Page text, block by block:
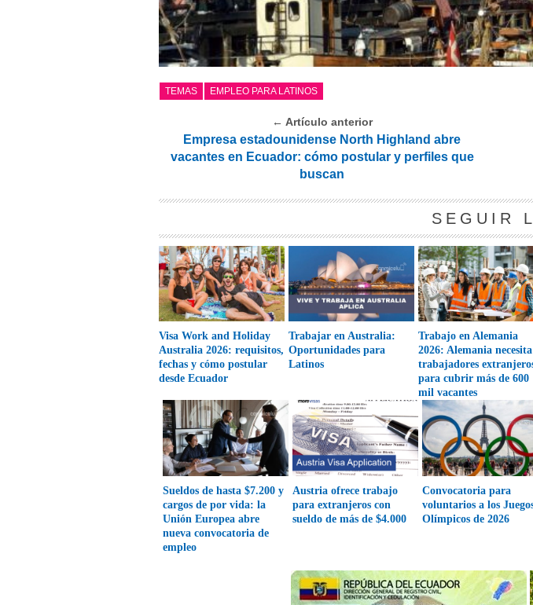
TEMAS EMPLEO PARA LATINOS
← Artículo anterior
Empresa estadounidense North Highland abre
vacantes en Ecuador: cómo postular y perfiles que
buscan
SEGUIR
Visa Work and Holiday
Australia 2026: requisitos,
fechas y cómo postular
desde Ecuador
Trabajar en Australia:
Oportunidades para
Latinos
Trabajo en Alemania
2026: Alemania necesita
trabajadores
para cubrir más de 600
mil vacantes
Sueldos de hasta $7.200 y
cargos de por vida: la
Unión Europea abre
nueva convocatoria de
empleo
Austria ofrece trabajo
para extranjeros con
sueldo de más de $4.000
Convocatoria para
voluntarios a los
Olímpicos de 2026